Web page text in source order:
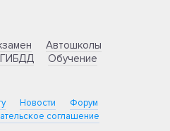
Автошколы
Обучение
Новости
Форум
соглашение